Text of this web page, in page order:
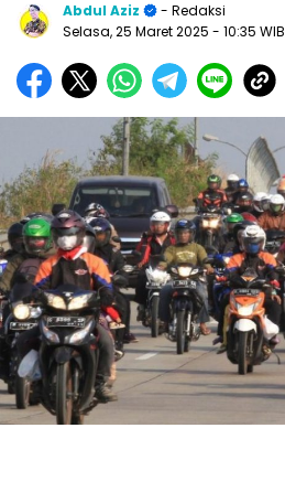
Abdul Aziz
- Redaksi
Selasa, 25 Maret 2025 - 10:35 WIB